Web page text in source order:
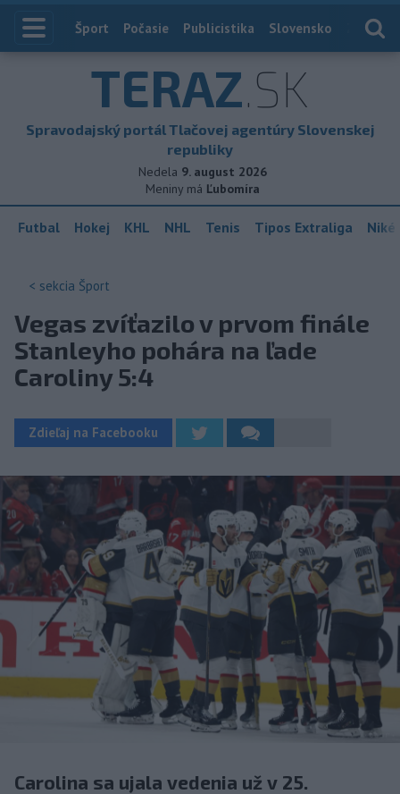
Index
Šport Počasie Publicistika Slovensko
TERAZ.SK
Spravodajský portál Tlačovej agentúry Slovenskej
republiky
Nedela 9. august 2026
Meniny má Ľubomíra
Futbal Hokej KHL NHL Tenis Tipos Extraliga
< sekcia Šport
Vegas zvíťazilo v prvom finále
Stanleyho pohára na ľade
Caroliny 5:4
Zdieľaj na Facebooku
Carolina sa ujala vedenia už v 25.